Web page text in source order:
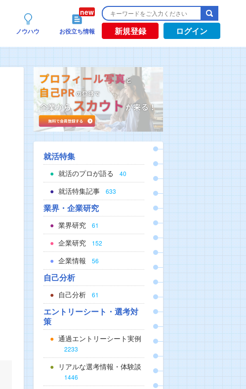
ノウハウ お役立ち情報 新規登録 ログイン
就活特集
就活のプロが語る 40
就活特集記事 633
業界・企業研究
業界研究 61
企業研究 152
企業情報 56
自己分析
自己分析 61
エントリーシート・選考対
策
通過エントリーシート実例
2233
リアルな選考情報・体験談
1446